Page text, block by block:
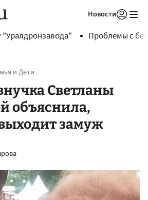
Новости
"Уралдронзавода" Проблемы с
и Дети
Светланы
объяснила,
замуж